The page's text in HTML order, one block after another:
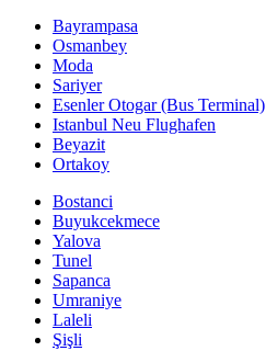
Bayrampasa
Osmanbey
Moda
Sariyer
Esenler Otogar (Bus Terminal)
Istanbul Neu Flughafen
Beyazit
Ortakoy
Bostanci
Buyukcekmece
Yalova
Tunel
Sapanca
Umraniye
Laleli
Şişli